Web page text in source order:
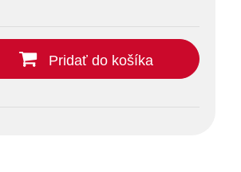
Pridať do košíka